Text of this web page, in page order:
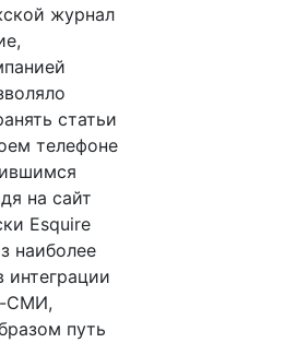
журнал
статьи
телефоне
на сайт
Esquire
наиболее
интеграции
СМИ,
путь